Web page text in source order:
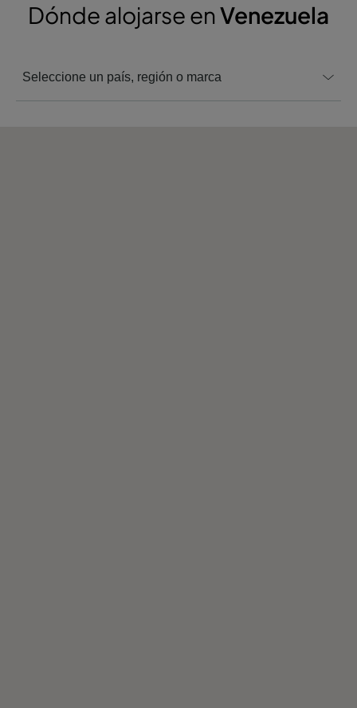
Dónde alojarse enVenezuela
Seleccione un país, región o marca